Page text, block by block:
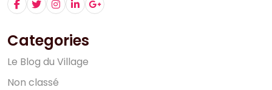
Categories
Le Blog du Village
Non classé